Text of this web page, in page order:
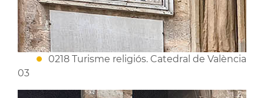
0218 Turisme religiós. Catedral de València
03